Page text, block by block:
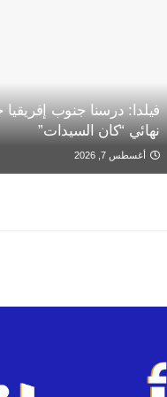
فيلدا: درسنا جنوب
نهائي “كان السيدات”
أغسطس 7, 2026